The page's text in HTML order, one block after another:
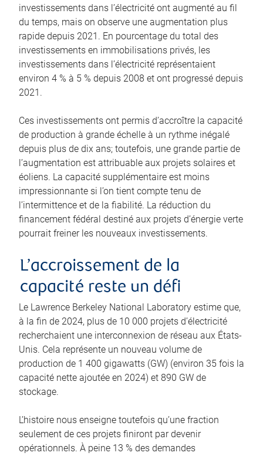
investissements dans l’électricité ont augmenté au fil
du temps, mais on observe une augmentation plus
rapide depuis 2021. En pourcentage du total des
investissements en immobilisations privés, les
investissements dans l’électricité représentaient
environ 4 % à 5 % depuis 2008 et ont progressé depuis
2021.
Ces investissements ont permis d’accroître la capacité
de production à grande échelle à un rythme inégalé
depuis plus de dix ans; toutefois, une grande partie de
l’augmentation est attribuable aux projets solaires et
éoliens. La capacité supplémentaire est moins
impressionnante si l’on tient compte tenu de
l’intermittence et de la fiabilité. La réduction du
financement fédéral destiné aux projets d’énergie verte
pourrait freiner les nouveaux investissements.
L’accroissement de la
capacité reste un défi
Le Lawrence Berkeley National Laboratory estime que,
à la fin de 2024, plus de 10 000 projets d’électricité
recherchaient une interconnexion de réseau aux États-
Unis. Cela représente un nouveau volume de
production de 1 400 gigawatts (GW) (environ 35 fois la
capacité nette ajoutée en 2024) et 890 GW de
stockage.
L’histoire nous enseigne toutefois qu’une fraction
seulement de ces projets finiront par devenir
opérationnels. À peine 13 % des demandes